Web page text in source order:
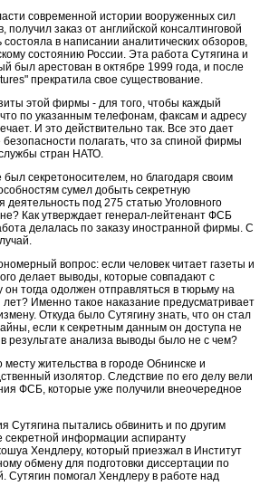
современной истории вооруженных сил
получил заказ от английской консалтинговой
в написании аналитических обзоров,
состоянию России. Эта работа Сутягина и
был арестован в октябре 1999 года, и после
прекратила свое существование.
этой фирмы - для того, чтобы каждый
по указанным телефонам, факсам и адресу
И это действительно так. Все это дает
полагать, что за спиной фирмы
стран НАТО.
секретоносителем, но благодаря своим
сумел добыть секретную
под 275 статью Уголовного
Как утверждает генерал-лейтенант ФСБ
делалась по заказу иностранной фирмы. С
вопрос: если человек читает газеты и
делает выводы, которые совпадают с
он тогда одолжен отправляться в тюрьму на
Именно такое наказание предусматривает
Откуда было Сутягину знать, что он стал
если к секретным данным он доступа не
результате анализа выводы было не с чем?
жительства в городе Обнинске и
изолятор. Следствие по его делу вели
ФСБ, которые уже получили внеочередное
Сутягина пытались обвинить и по другим
информации аспиранту
Хендлеру, который приезжал в Институт
обмену для подготовки диссертации по
помогал Хендлеру в работе над